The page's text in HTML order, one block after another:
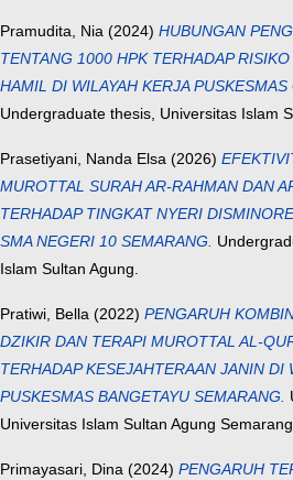
Pramudita, Nia (2024) HUBUNGAN
TENTANG 1000 HPK TERHADAP
HAMIL DI WILAYAH KERJA
Undergraduate thesis, Universitas Islam
Prasetiyani, Nanda Elsa (2026)
MUROTTAL SURAH AR-RAHMAN DAN
TERHADAP TINGKAT NYERI
SMA NEGERI 10 SEMARANG.
Islam Sultan Agung.
Pratiwi, Bella (2022) PENGARUH
DZIKIR DAN TERAPI MUROTTAL AL-
TERHADAP KESEJAHTERAAN JANIN DI
PUSKESMAS BANGETAYU SEMARANG.
Universitas Islam Sultan Agung
Primayasari, Dina (2024) PENGARUH